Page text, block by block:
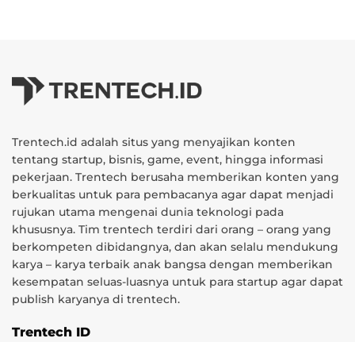
Trentech.id adalah situs yang menyajikan konten
tentang startup, bisnis, game, event, hingga informasi
pekerjaan. Trentech berusaha memberikan konten yang
berkualitas untuk para pembacanya agar dapat menjadi
rujukan utama mengenai dunia teknologi pada
khususnya. Tim trentech terdiri dari orang – orang yang
berkompeten dibidangnya, dan akan selalu mendukung
karya – karya terbaik anak bangsa dengan memberikan
kesempatan seluas-luasnya untuk para startup agar dapat
publish karyanya di trentech.
Trentech ID